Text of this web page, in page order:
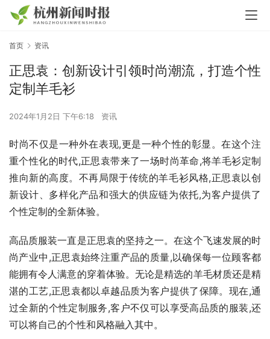
首页 资讯
正思袁：创新设计引领时尚潮流，打造个性
定制羊毛衫
2024年1月2日 下午6:18 资讯
时尚不仅是一种外在表现,更是一种个性的彰显。在这个注
重个性化的时代,正思袁带来了一场时尚革命,将羊毛衫定制
推向新的高度。不再局限于传统的羊毛衫风格,正思袁以创
新设计、多样化产品和强大的供应链为依托,为客户提供了
个性定制的全新体验。
高品质服装一直是正思袁的坚持之一。在这个飞速发展的时
尚产业中,正思袁始终注重产品的质量,以确保每一位顾客都
能拥有令人满意的穿着体验。无论是精选的羊毛材质还是精
湛的工艺,正思袁都以卓越品质为客户提供了保障。现在,通
过全新的个性定制服务,客户不仅可以享受高品质的服装,还
可以将自己的个性和风格融入其中。